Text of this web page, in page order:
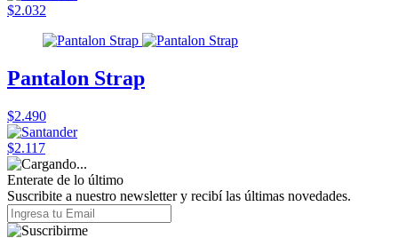
$2.032
Pantalon Strap
$2.490
$2.117
Enterate de lo último
Suscribite a nuestro newsletter y recibí las últimas novedades.